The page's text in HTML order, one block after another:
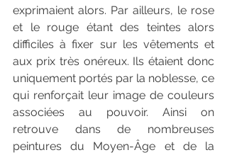
exprimaient alors. Par ailleurs, le rose
et le rouge étant des teintes alors
difficiles à fixer sur les vêtements et
aux prix très onéreux. Ils étaient donc
uniquement portés par la noblesse, ce
qui renforçait leur image de couleurs
associées au pouvoir. Ainsi on
retrouve dans de nombreuses
peintures du Moyen-Âge et de la